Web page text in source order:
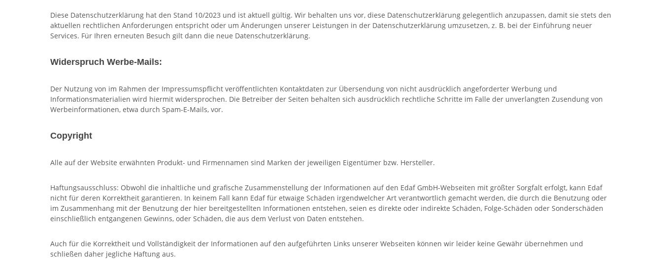
Diese Datenschutzerklärung hat den Stand 10/2023 und ist aktuell gültig. Wir behalten uns vor, diese Datenschutzerklärung gelegentlich anzupassen, damit sie stets den
aktuellen rechtlichen Anforderungen entspricht oder um Änderungen unserer Leistungen in der Datenschutzerklärung umzusetzen, z. B. bei der Einführung neuer
Services. Für Ihren erneuten Besuch gilt dann die neue Datenschutzerklärung.
Widerspruch Werbe-Mails:
Der Nutzung von im Rahmen der Impressumspflicht veröffentlichten Kontaktdaten zur Übersendung von nicht ausdrücklich angeforderter Werbung und
Informationsmaterialien wird hiermit widersprochen. Die Betreiber der Seiten behalten sich ausdrücklich rechtliche Schritte im Falle der unverlangten Zusendung von
Werbeinformationen, etwa durch Spam-E-Mails, vor.
Copyright
Alle auf der Website erwähnten Produkt- und Firmennamen sind Marken der jeweiligen Eigentümer bzw. Hersteller.
Haftungsausschluss: Obwohl die inhaltliche und grafische Zusammenstellung der Informationen auf den Edaf GmbH-Webseiten mit größter Sorgfalt erfolgt, kann Edaf
nicht für deren Korrektheit garantieren. In keinem Fall kann Edaf für etwaige Schäden irgendwelcher Art verantwortlich gemacht werden, die durch die Benutzung oder
im Zusammenhang mit der Benutzung der hier bereitgestellten Informationen entstehen, seien es direkte oder indirekte Schäden, Folge-Schäden oder Sonderschäden
einschließlich entgangenen Gewinns, oder Schäden, die aus dem Verlust von Daten entstehen.
Auch für die Korrektheit und Vollständigkeit der Informationen auf den aufgeführten Links unserer Webseiten können wir leider keine Gewähr übernehmen und
schließen daher jegliche Haftung aus.